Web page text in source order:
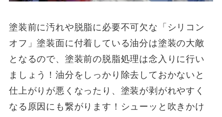
塗装前に汚れや脱脂に必要不可欠な「シリコン
オフ」塗装面に付着している油分は塗装の大敵
となるので、塗装前の脱脂処理は念入りに行い
ましょう！油分をしっかり除去しておかないと
仕上がりが悪くなったり、塗装が剥がれやすく
なる原因にも繋がります！シューッと吹きかけ